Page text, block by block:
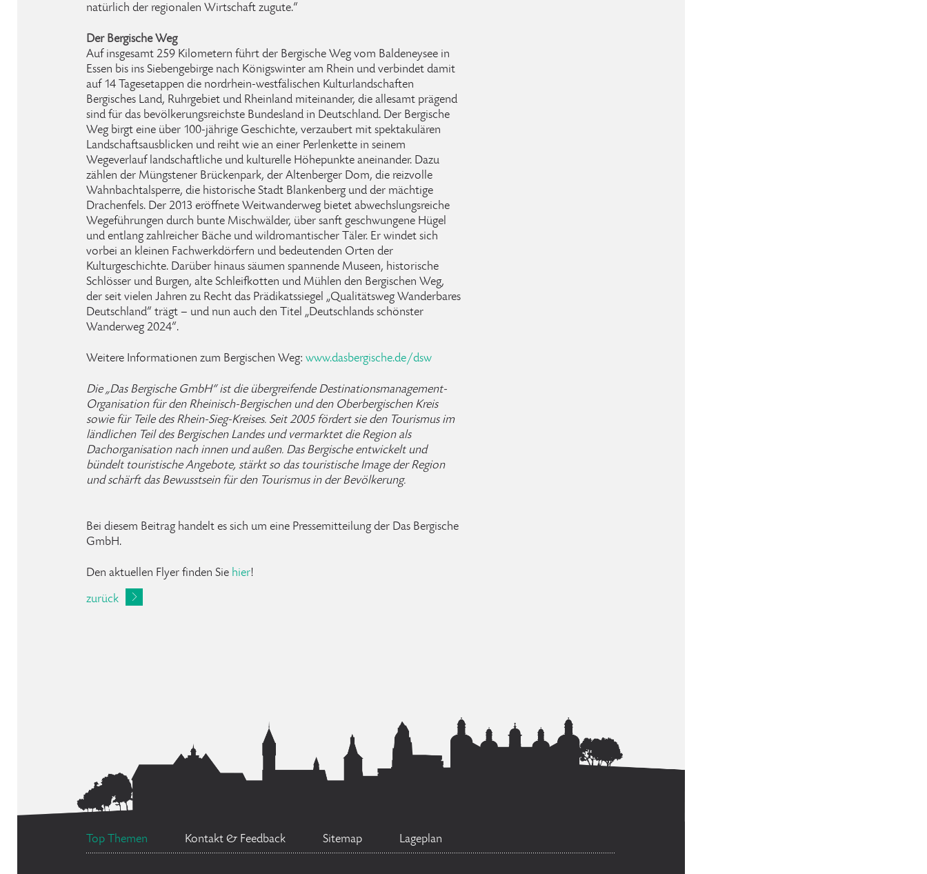
natürlich der regionalen Wirtschaft zugute.“
Der Bergische Weg
Auf insgesamt 259 Kilometern führt der Bergische Weg vom Baldeneysee in
Essen bis ins Siebengebirge nach Königswinter am Rhein und verbindet damit
auf 14 Tagesetappen die nordrhein-westfälischen Kulturlandschaften
Bergisches Land, Ruhrgebiet und Rheinland miteinander, die allesamt prägend
sind für das bevölkerungsreichste Bundesland in Deutschland. Der Bergische
Weg birgt eine über 100-jährige Geschichte, verzaubert mit spektakulären
Landschaftsausblicken und reiht wie an einer Perlenkette in seinem
Wegeverlauf landschaftliche und kulturelle Höhepunkte aneinander. Dazu
zählen der Müngstener Brückenpark, der Altenberger Dom, die reizvolle
Wahnbachtalsperre, die historische Stadt Blankenberg und der mächtige
Drachenfels. Der 2013 eröffnete Weitwanderweg bietet abwechslungsreiche
Wegeführungen durch bunte Mischwälder, über sanft geschwungene Hügel
und entlang zahlreicher Bäche und wildromantischer Täler. Er windet sich
vorbei an kleinen Fachwerkdörfern und bedeutenden Orten der
Kulturgeschichte. Darüber hinaus säumen spannende Museen, historische
Schlösser und Burgen, alte Schleifkotten und Mühlen den Bergischen Weg,
der seit vielen Jahren zu Recht das Prädikatssiegel „Qualitätsweg Wanderbares
Deutschland“ trägt – und nun auch den Titel „Deutschlands schönster
Wanderweg 2024“.
Weitere Informationen zum Bergischen Weg: www.dasbergische.de/dsw
Die „Das Bergische GmbH“ ist die übergreifende Destinationsmanagement-
Organisation für den Rheinisch-Bergischen und den Oberbergischen Kreis
sowie für Teile des Rhein-Sieg-Kreises. Seit 2005 fördert sie den Tourismus im
ländlichen Teil des Bergischen Landes und vermarktet die Region als
Dachorganisation nach innen und außen. Das Bergische entwickelt und
bündelt touristische Angebote, stärkt so das touristische Image der Region
und schärft das Bewusstsein für den Tourismus in der Bevölkerung.
Bei diesem Beitrag handelt es sich um eine Pressemitteilung der Das Bergische
GmbH.
Den aktuellen Flyer finden Sie hier!
zurück
Top Themen Kontakt & Feedback Sitemap Lageplan